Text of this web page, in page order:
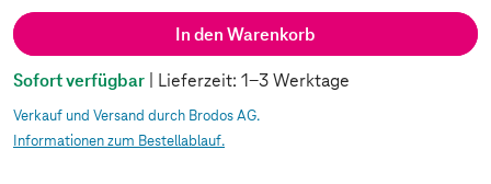
In den Warenkorb
Sofort verfügbar | Lieferzeit: 1-3 Werktage
Verkauf und Versand durch Brodos AG.
Informationen zum Bestellablauf.